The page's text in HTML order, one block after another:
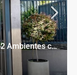
OPORTUNIDAD!!! Departamento de 2 Ambientes con Cochera en Banfield Este